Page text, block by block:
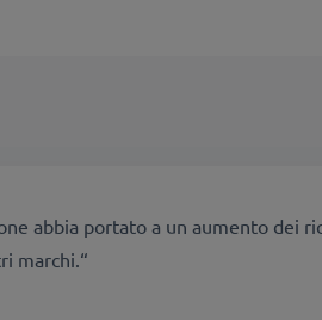
abbia portato a un aumento dei
marchi.“